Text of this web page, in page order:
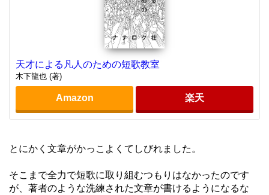
天才による凡人のための短歌教室
木下龍也 (著)
Amazon 楽天
とにかく文章がかっこよくてしびれました。
そこまで全力で短歌に取り組むつもりはなかったのです
が、著者のような洗練された文章が書けるようになるな